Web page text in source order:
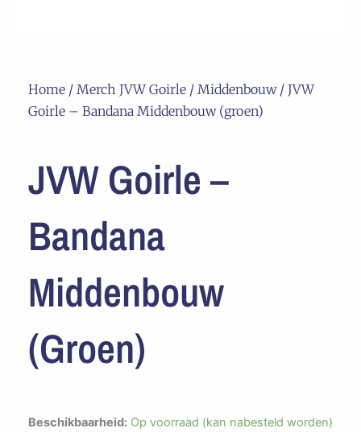
Home / Merch JVW Goirle / Middenbouw/ JVW
Goirle – Bandana Middenbouw (groen)
JVW Goirle –
Bandana
Middenbouw
(groen)
Beschikbaarheid: Op voorraad (kan nabesteld worden)
JVW